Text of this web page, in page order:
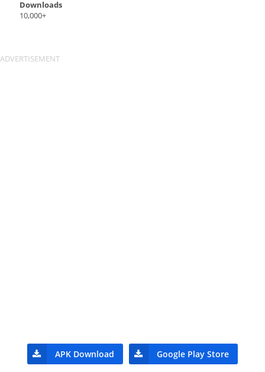
Downloads
10,000+
APK Download Google Play Store